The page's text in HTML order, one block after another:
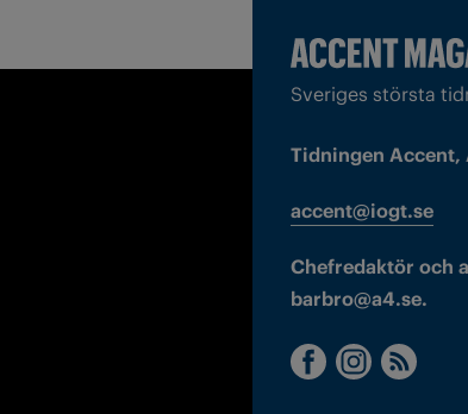
Sveriges största
Tidningen Accent,
accent@iogt.se
Chefredaktör och
barbro@a4.se.